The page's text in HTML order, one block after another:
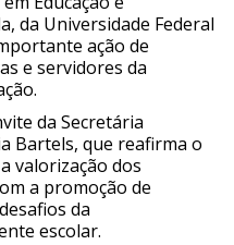
da Universidade Federal
ação de
e servidores da
da Secretária
Bartels, que reafirma o
valorização dos
a promoção de
da
escolar.